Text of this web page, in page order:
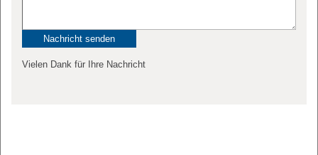
Vielen Dank für Ihre Nachricht